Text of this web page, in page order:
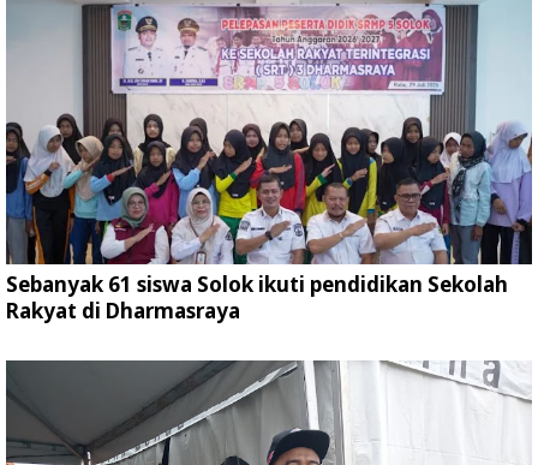
Sebanyak 61 siswa Solok ikuti pendidikan Sekolah
Rakyat di Dharmasraya